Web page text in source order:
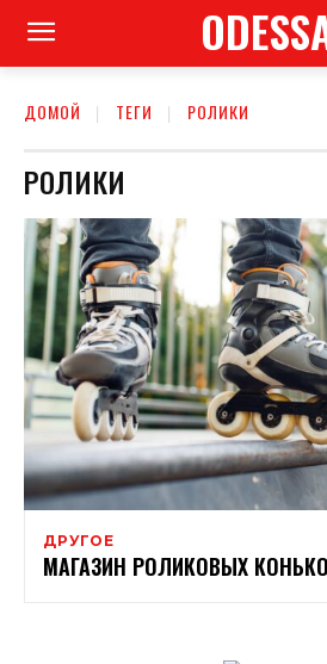
ДОМОЙ ТЕГИ РОЛИКИ
РОЛИКИ
ДРУГОЕ
МАГАЗИН РОЛИКОВЫХ